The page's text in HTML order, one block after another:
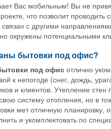
Вас мобильным! Вы не
что позволит
с другими
окружены потенциальными
бытовки под офис?
под офис отлично
к непогоде (снег, дождь,
и клиентов. Утепление
систему отопления, но в
мет отличную планировку,
и укомплектовать по